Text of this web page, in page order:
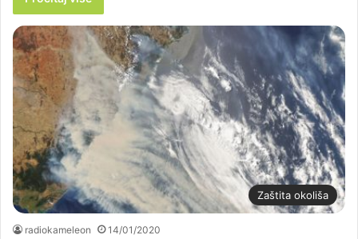
Zaštita okoliša
radiokameleon 14/01/2020